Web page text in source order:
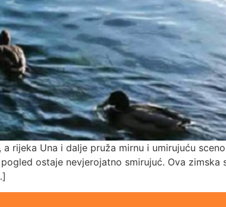
rijeka Una i dalje pruža mirnu i umirujuću
ostaje nevjerojatno smirujuć. Ova zimska